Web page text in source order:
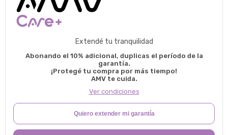
Extendé tu tranquilidad
Abonando el 10% adicional, duplicas el período de la
garantía.
¡Protegé tu compra por más tiempo!
AMV te cuida.
Ver condiciones
Quiero extender mi garantía